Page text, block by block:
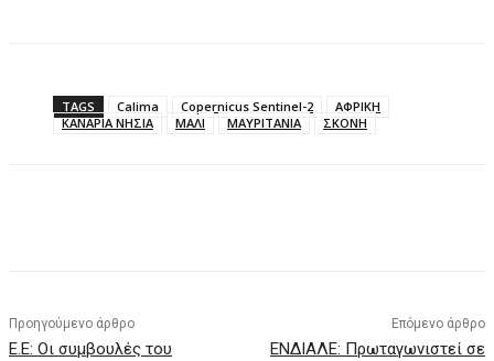
TAGS Calima Copernicus Sentinel-2
ΑΦΡΙΚΗ
ΚΑΝΑΡΙΑ ΝΗΣΙΑ
ΜΑΛΙ ΜΑΥΡΙΤΑΝΙΑ ΣΚΟΝΗ
Προηγούμενο άρθρο
Ε.Ε: Οι συμβουλές του
Επόμενο άρθρο
ΕΝΔΙΑΛΕ: Πρωταγωνιστεί σε